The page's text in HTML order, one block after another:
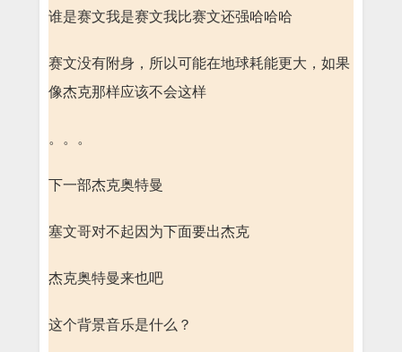
谁是赛文我是赛文我比赛文还强哈哈哈
赛文没有附身，所以可能在地球耗能更大，如果
像杰克那样应该不会这样
。。。
下一部杰克奥特曼
塞文哥对不起因为下面要出杰克
杰克奥特曼来也吧
这个背景音乐是什么？